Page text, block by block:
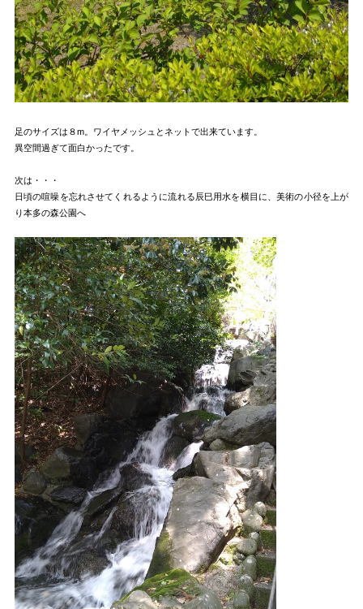
足のサイズは８m。ワイヤメッシュとネットで出来ています。
異空間過ぎて面白かったです。
次は・・・
日頃の喧噪を忘れさせてくれるように流れる辰巳用水を横目に、美術の小径を上が
り本多の森公園へ